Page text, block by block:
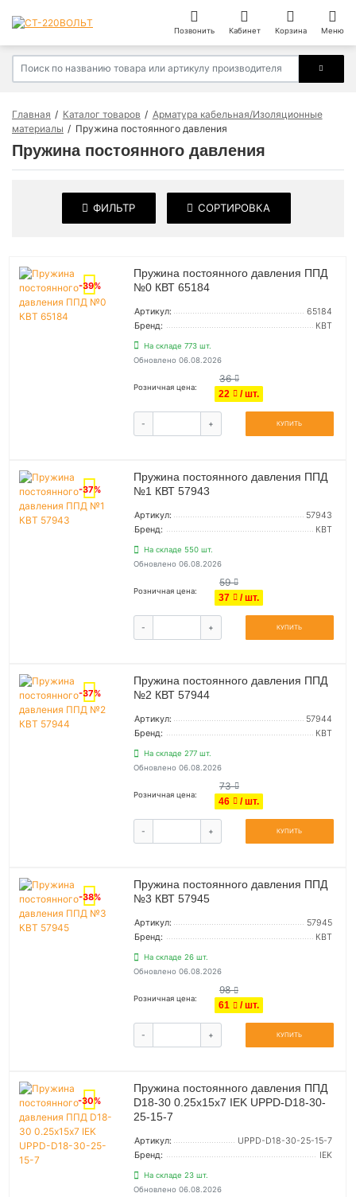
Позвонить Кабинет Корзина Меню
Главная Каталог товаров
Арматура кабельная/Изоляционные
материалы
Пружина постоянного давления
Пружина постоянного давления
ФИЛЬТР СОРТИРОВКА
-39%
Пружина постоянного давления ППД
№0 КВТ 65184
Артикул:
65184
Бренд:
КВТ
На складе 773 шт.
Обновлено 06.08.2026
Розничная цена:
36
22 / шт.
- + КУПИТЬ
-37%
Пружина постоянного давления ППД
№1 КВТ 57943
Артикул:
57943
Бренд:
КВТ
На складе 550 шт.
Обновлено 06.08.2026
Розничная цена:
59
37 / шт.
- + КУПИТЬ
-37%
Пружина постоянного давления ППД
№2 КВТ 57944
Артикул:
57944
Бренд:
КВТ
На складе 277 шт.
Обновлено 06.08.2026
Розничная цена:
73
46 / шт.
- + КУПИТЬ
-38%
Пружина постоянного давления ППД
№3 КВТ 57945
Артикул:
57945
Бренд:
КВТ
На складе 26 шт.
Обновлено 06.08.2026
Розничная цена:
98
61 / шт.
- + КУПИТЬ
-30%
Пружина постоянного давления ППД
D18-30 0.25х15х7 IEK UPPD-D18-30-
25-15-7
Артикул:
UPPD-D18-30-25-15-7
Бренд:
IEK
На складе 23 шт.
Обновлено 06.08.2026